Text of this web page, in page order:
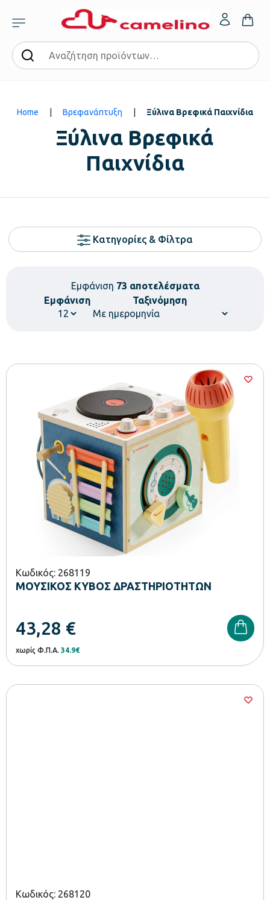
Home Βρεφανάπτυξη Ξύλινα Βρεφικά Παιχνίδια
Ξύλινα Βρεφικά
Παιχνίδια
Κατηγορίες & Φίλτρα
Εμφάνιση 73 αποτελέσματα
Εμφάνιση
Ταξινόμηση
Κωδικός: 268119
ΜΟΥΣΙΚΟΣ ΚΥΒΟΣ ΔΡΑΣΤΗΡΙΟΤΗΤΩΝ
43,28 €
χωρίς Φ.Π.Α. 34.9€
Κωδικός: 268120